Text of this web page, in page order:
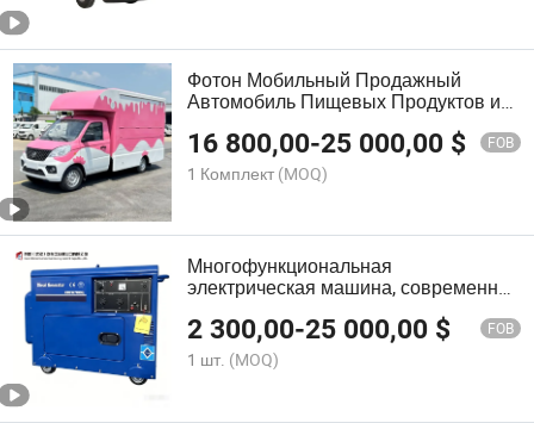
Фотон Мобильный Продажный
Автомобиль Пищевых Продуктов и
16 800,00-25 000,00 $ FOB
1 Комплект (MOQ)
Многофункциональная
электрическая машина, современное
энергетическое оборудование для
промышленного производства и
энергетических систем
2 300,00-25 000,00 $ FOB
1 шт. (MOQ)